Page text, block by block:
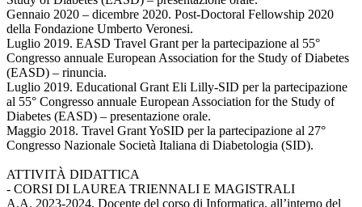
Gennaio 2020 – dicembre 2020. Post-Doctoral Fellowship 2020
della Fondazione Umberto Veronesi.
Luglio 2019. EASD Travel Grant per la partecipazione al 55°
Congresso annuale European Association for the Study of Diabetes
(EASD) – rinuncia.
Luglio 2019. Educational Grant Eli Lilly-SID per la partecipazione
al 55° Congresso annuale European Association for the Study of
Diabetes (EASD) – presentazione orale.
Maggio 2018. Travel Grant YoSID per la partecipazione al 27°
Congresso Nazionale Società Italiana di Diabetologia (SID).
ATTIVITÀ DIDATTICA
- CORSI DI LAUREA TRIENNALI E MAGISTRALI
A.A. 2023-2024. Docente del corso di Informatica, all’interno del